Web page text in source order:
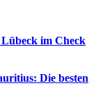
im Check
Die besten